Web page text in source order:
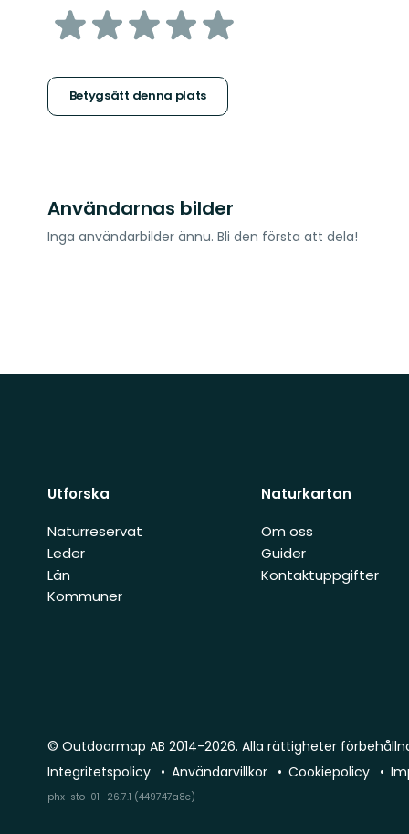
av
stjärnor
Betygsätt denna plats
Användarnas bilder
Inga användarbilder ännu. Bli den första att dela!
Utforska
Naturreservat
Leder
Län
Kommuner
Naturkartan
Om oss
Guider
Kontaktuppgifter
© Outdoormap AB 2014-2026. Alla rättigheter
Integritetspolicy
Användarvillkor Cookiepolicy
phx-sto-01 · 26.7.1 (449747a8c)